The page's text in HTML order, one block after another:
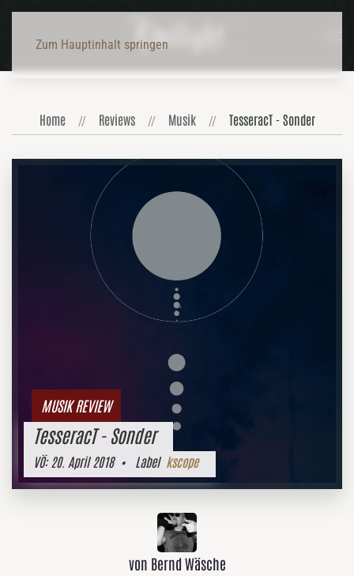
Zum Hauptinhalt springen
Home Reviews Musik TesseracT - Sonder
MUSIK REVIEW
TesseracT - Sonder
VÖ:20. April 2018• Label kscope
von Bernd Wäsche